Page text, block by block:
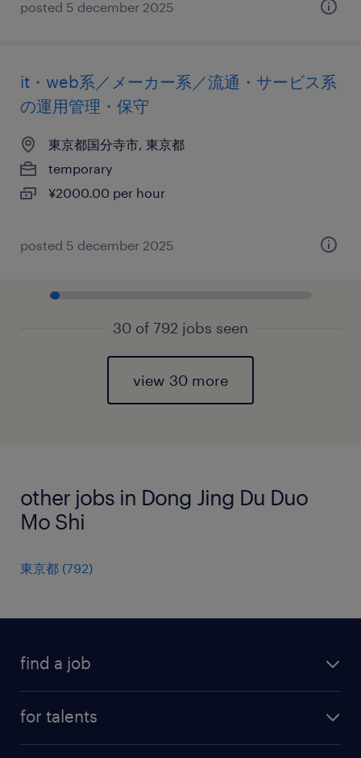
posted 5 december 2025
it・web系／メーカー系／流通・サービス系
の運用管理・保守
東京都国分寺市, 東京都
temporary
¥2000.00 per hour
posted 5 december 2025
30 of 792 jobs seen
view 30 more
other jobs in Dong Jing Du Duo
Mo Shi
東京都 (792)
find a job
for talents